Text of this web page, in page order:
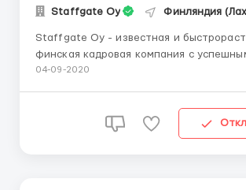
Staffgate Oy Финляндия
Staffgate Oy - известная и
финская кадровая компания с
обширным международным опытом в
различных отраслях и сферах
расположенных в Финляндии. В наст...
04-09-2020